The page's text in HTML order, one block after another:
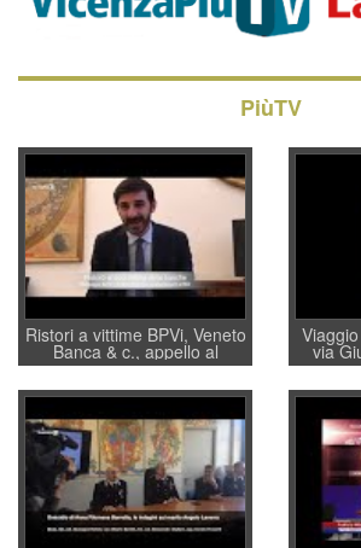
PiùTV
Ristori a vittime BPVi, Veneto
Banca & c., appello al
sottosegretario Alessio
Villarosa: per mettere ordine
convochi con Di Maio CNCU
a supporto della cabina di
regia al Mef
via
un